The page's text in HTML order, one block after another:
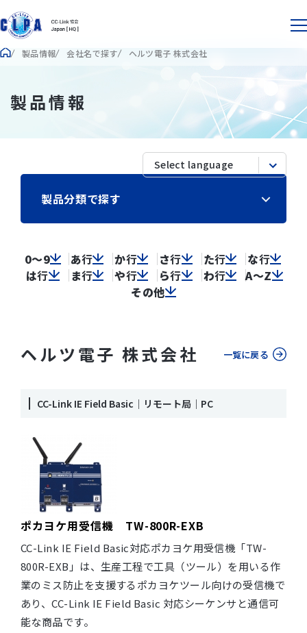
製品情報 会社名で探す ヘルツ電子 株式会社
製品情報
製品分類で探す
0～9 あ行 か行 さ行 た行 な行
は行 ま行 や行 ら行 わ行
A～Z
その他
ヘルツ電子 株式会社 一覧に戻る
CC-Link IE Field Basic｜リモート局｜PC
ポカヨケ用受信機 TW-800R-EXB
CC-Link IE Field Basic対応ポカヨケ用受信機「TW-
800R-EXB」は、生産工程で工具（ツール）を用いる作
業のミス防止を支援するポカヨケツール向けの受信機で
あり、CC-Link IE Field Basic 対応シーケンサと通信可
能な商品です。